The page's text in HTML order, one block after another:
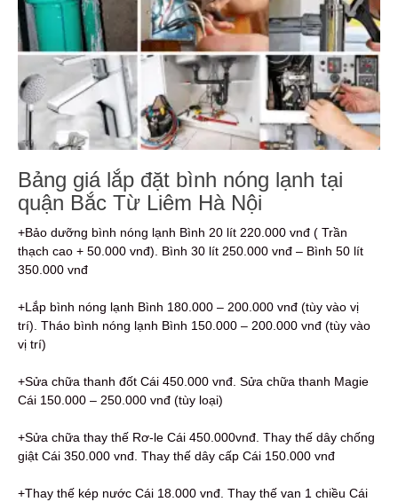
Bảng giá lắp đặt bình nóng lạnh tại
quận Bắc Từ Liêm Hà Nội
+Bảo dưỡng bình nóng lạnh Bình 20 lít 220.000 vnđ ( Trần
thạch cao + 50.000 vnđ). Bình 30 lít 250.000 vnđ – Bình 50 lít
350.000 vnđ
+Lắp bình nóng lạnh Bình 180.000 – 200.000 vnđ (tùy vào vị
trí). Tháo bình nóng lạnh Bình 150.000 – 200.000 vnđ (tùy vào
vị trí)
+Sửa chữa thanh đốt Cái 450.000 vnđ. Sửa chữa thanh Magie
Cái 150.000 – 250.000 vnđ (tùy loại)
+Sửa chữa thay thế Rơ-le Cái 450.000vnđ. Thay thế dây chống
giật Cái 350.000 vnđ. Thay thế dây cấp Cái 150.000 vnđ
+Thay thế kép nước Cái 18.000 vnđ. Thay thế van 1 chiều Cái